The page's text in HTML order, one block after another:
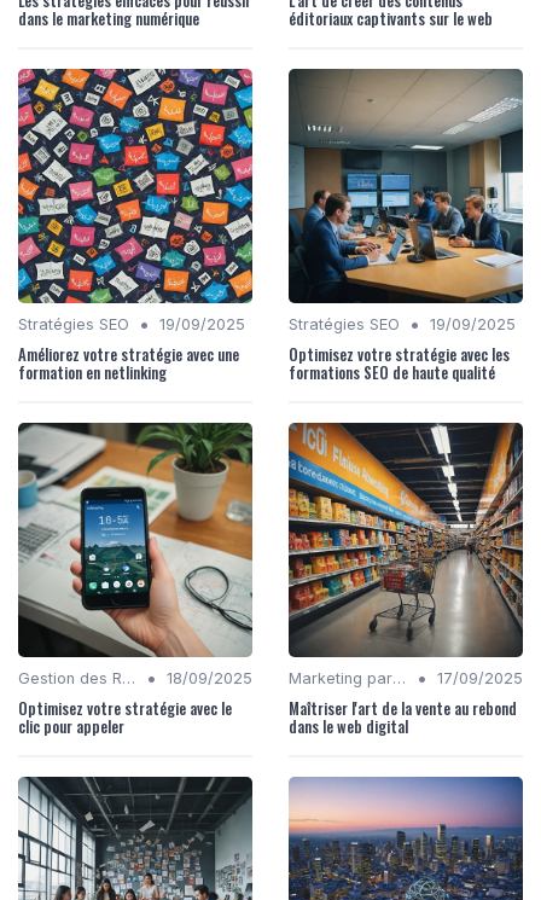
dans le marketing numérique éditoriaux captivants sur le web
Stratégies SEO • 19/09/2025
Améliorez votre stratégie avec une
formation en netlinking
Stratégies SEO • 19/09/2025
Optimisez votre stratégie avec les
formations SEO de haute qualité
Gestion des Réseaux Sociaux • 18/09/2025
Optimisez votre stratégie avec le
clic pour appeler
Marketing par Email • 17/09/2025
Maîtriser l'art de la vente au rebond
dans le web digital